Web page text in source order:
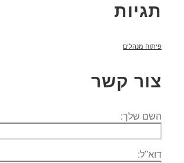
תגיות
פיתוח מנהלים
צור קשר
השם שלך:
דוא''ל: